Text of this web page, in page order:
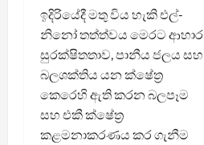
ඉදිරියේදී මතු විය හැකි එල්-
නිනෝ තත්ත්වය මෙරට ආහාර
සුරක්ෂිතතාව, පානීය ජලය සහ
බලශක්තිය යන ක්ෂේත්‍ර
කෙරෙහි ඇති කරන බලපෑම
සහ එකී ක්ෂේත්‍ර
කළමනාකරණය කර ගැනීම